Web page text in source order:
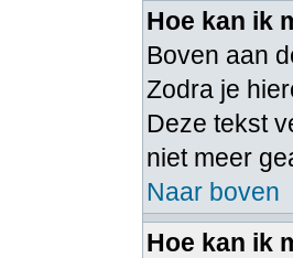
Hoe kan ik
Boven aan
Zodra je
Deze tekst
niet meer
Naar boven
Hoe kan ik